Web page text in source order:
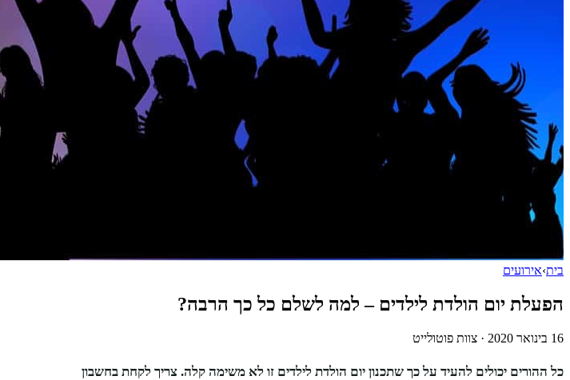
בית›אירועים
הפעלת יום הולדת לילדים – למה לשלם כל כך הרבה?
16 בינואר 2020 · צוות פוטולייט
כל ההורים יכולים להעיד על כך שתכנון יום הולדת לילדים זו לא משימה קלה. צריך לקחת בחשבון